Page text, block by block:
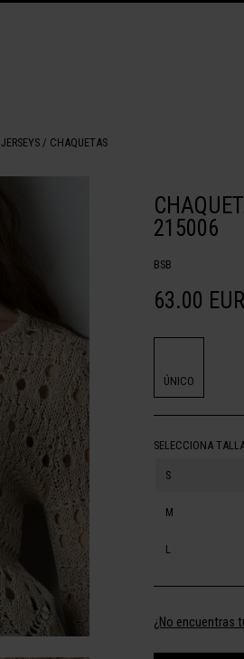
JERSEYS / CHAQUETAS
215006
BSB
63.00 EUR
ÚNICO
SELECCIONA
S
M
L
¿No encuentras